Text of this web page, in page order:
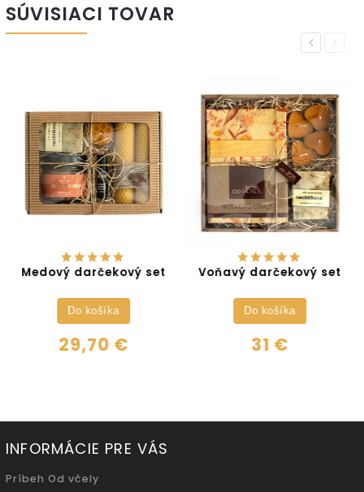
SÚVISIACI TOVAR
Previous
Medový darčekový set
29,70 €
Do košíka
Voňavý darčekový set
31 €
Do košíka
Next
INFORMÁCIE PRE VÁS
Príbeh Od včely